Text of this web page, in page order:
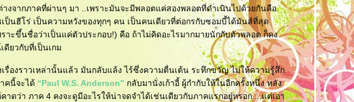
งจากภาคที่ผ่านๆ มา ..เพราะมันจะมีพลอตแค่สองพลอตที่ดำเนินไปด้วยกันคือ
นฮีโร่ เป็นความหวังของทุกๆ คน เป็นคนเดียวที่ต่อกรกับซอมบี้ได้มันส์ที่สุด
าะขึ้นชื่อว่าเป็นแค่ตัวประกอบ!) คือ ถ้าไม่คิดอะไรมากมายนักกับตัวพลอต ก็คง
ดียวกับที่เป็นเกม
รื่องราวเหล่านั้นแล้ว มันกลับแล้ง ไร้ซึ่งความตื่นเต้น ระทึกขวัญ ไม่ให้ความรู้สึก
คนี้จะได้ “Paul W.S. Anderson” กลับมานั่งเก้าอี้ ผู้กำกับให้ในอีกครั้งหนึ่ง หลัง
ดว่า ภาค 4 คงจะดูมีอะไรให้น่าจดจำได้เช่นเดียวกับภาคแรกอยู่หรอก ...แต่เอา